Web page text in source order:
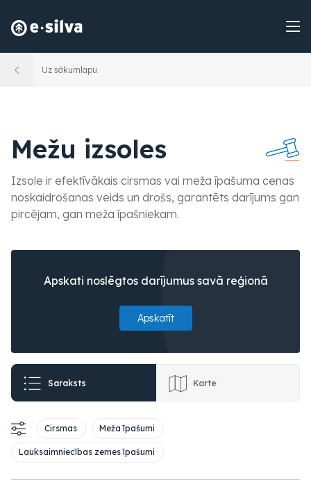
Uz sākumlapu
Mežu izsoles
Izsole ir efektīvākais cirsmas vai meža īpašuma cenas
noskaidrošanas veids un drošs, garantēts darījums gan
pircējam, gan meža īpašniekam.
Apskati noslēgtos darījumus savā reģionā
Apskatīt
Saraksts Karte
Cirsmas Meža īpašumi
Lauksaimniecības zemes īpašumi